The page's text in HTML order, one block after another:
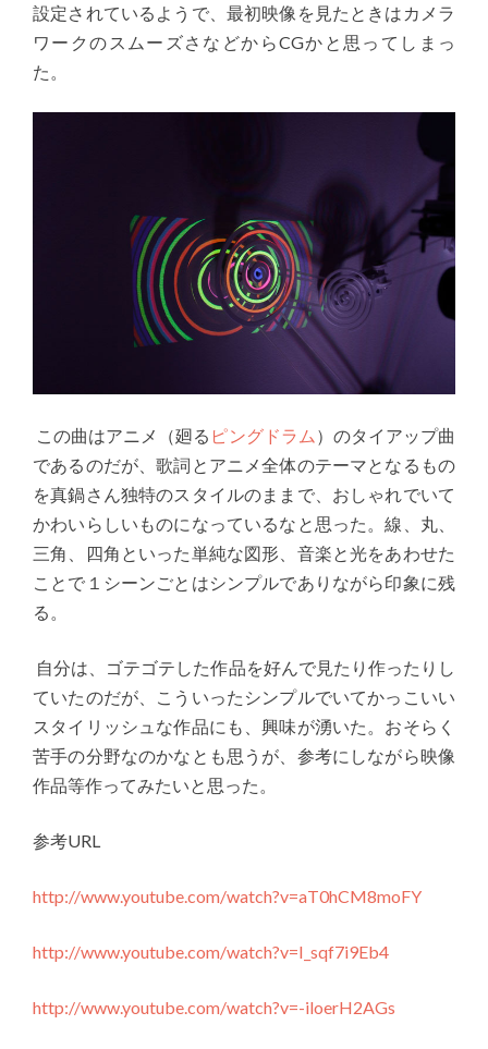
設定されているようで、最初映像を見たときはカメラ
ワークのスムーズさなどからCGかと思ってしまっ
た。
この曲はアニメ（廻る ピングドラム ）のタイアップ曲
であるのだが、歌詞とアニメ全体のテーマとなるもの
を真鍋さん独特のスタイルのままで、おしゃれでいて
かわいらしいものになっているなと思った。線、丸、
三角、四角といった単純な図形、音楽と光をあわせた
ことで１シーンごとはシンプルでありながら印象に残
る。
自分は、ゴテゴテした作品を好んで見たり作ったりし
ていたのだが、こういったシンプルでいてかっこいい
スタイリッシュな作品にも、興味が湧いた。おそらく
苦手の分野なのかなとも思うが、参考にしながら映像
作品等作ってみたいと思った。
参考URL
http://www.youtube.com/watch?v=aT0hCM8moFY
http://www.youtube.com/watch?v=I_sqf7i9Eb4
http://www.youtube.com/watch?v=-iloerH2AGs